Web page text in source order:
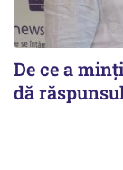
De ce a
dă